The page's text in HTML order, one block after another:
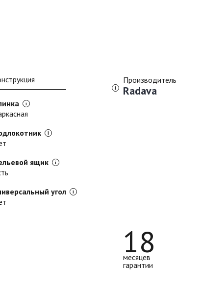
ящик
угол
Производитель
Radava
18
месяцев
гарантии